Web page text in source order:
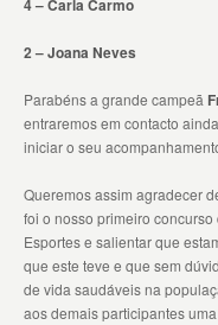
4 – Carla Carmo
2 – Joana Neves
Parabéns a grande campeã
entraremos em contacto
iniciar o seu
Queremos assim agradecer
foi o nosso primeiro
Esportes e salientar que
que este teve e que sem
de vida saudáveis na
aos demais participantes